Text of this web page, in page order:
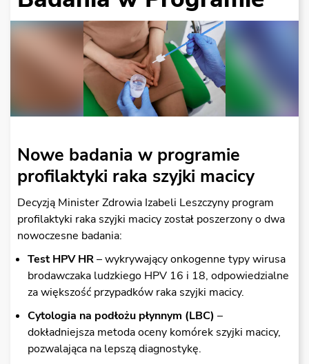
Nowe badania w programie
profilaktyki raka szyjki macicy
Decyzją Minister Zdrowia Izabeli Leszczyny program
profilaktyki raka szyjki macicy został poszerzony o dwa
nowoczesne badania:
Test HPV HR– wykrywający onkogenne typy wirusa
brodawczaka ludzkiego HPV 16 i 18, odpowiedzialne
za większość przypadków raka szyjki macicy.
Cytologia na podłożu płynnym (LBC) –
dokładniejsza metoda oceny komórek szyjki macicy,
pozwalająca na lepszą diagnostykę.